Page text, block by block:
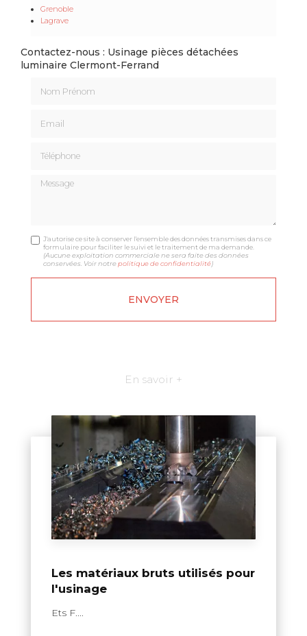
Grenoble
Lagrave
Contactez-nous : Usinage pièces détachées
luminaire Clermont-Ferrand
Message
J'autorise ce site à conserver l'ensemble des données transmises dans ce
formulaire pour faciliter le suivi et le traitement de ma demande.
(Aucune exploitation commerciale ne sera faite des données
conservées. Voir notrepolitique de confidentialité)
En savoir +
Les matériaux bruts utilisés pour
l'usinage
Ets F....